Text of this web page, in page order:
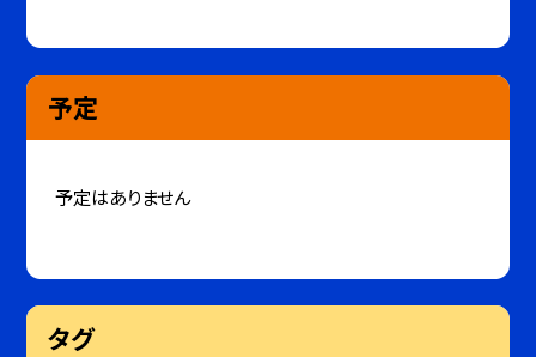
予定
予定はありません
タグ